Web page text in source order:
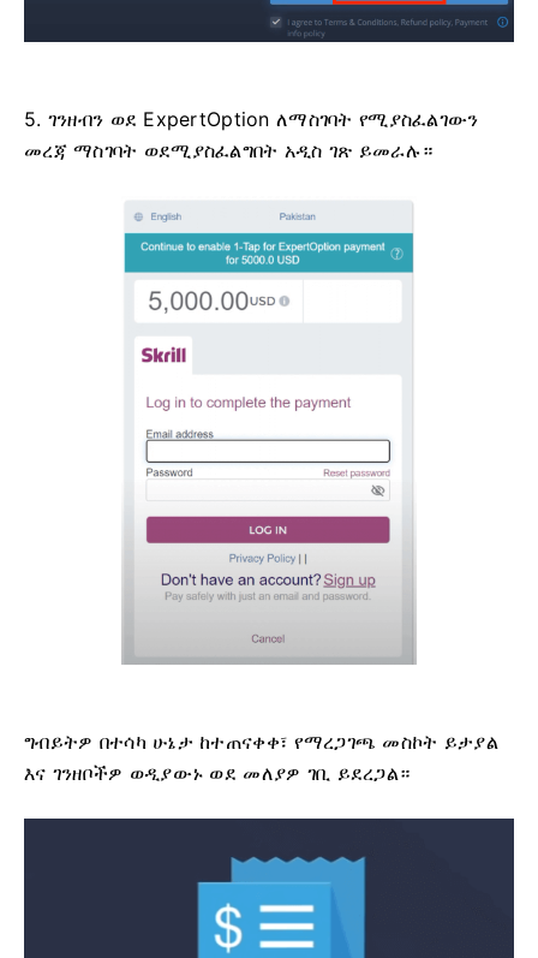
5. ገንዘብን ወደ ExpertOption ለማስገባት የሚያስፈልገውን
መረጃ ማስገባት ወደሚያስፈልግበት አዲስ ገጽ ይመራሉ።
ግብይትዎ በተሳካ ሁኔታ ከተጠናቀቀ፣ የማረጋገጫ መስኮት ይታያል
እና ገንዘቦችዎ ወዲያውኑ ወደ መለያዎ ገቢ ይደረጋል።